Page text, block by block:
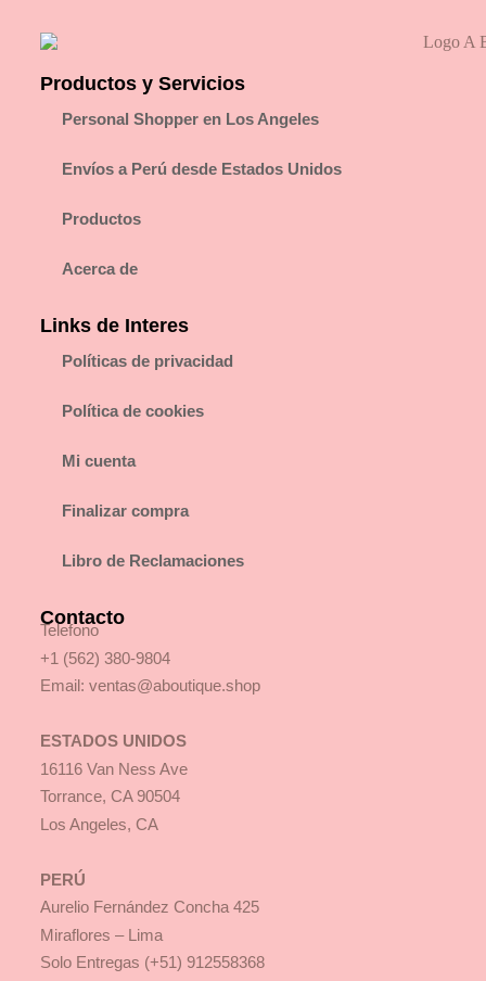
Productos y Servicios
Personal Shopper en Los Angeles
Envíos a Perú desde Estados Unidos
Productos
Acerca de
Links de Interes
Políticas de privacidad
Política de cookies
Mi cuenta
Finalizar compra
Libro de Reclamaciones
Contacto
Telefono
+1 (562) 380-9804
Email: ventas@aboutique.shop
ESTADOS UNIDOS
16116 Van Ness Ave
Torrance, CA 90504
Los Angeles, CA
PERÚ
Aurelio Fernández Concha 425
Miraflores – Lima
Solo Entregas (+51) 912558368